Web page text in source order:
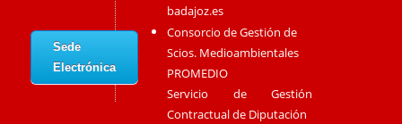
Sede
Electrónica
badajoz.es
Consorcio de Gestión de
Scios. Medioambientales
PROMEDIO
Servicio de Gestión
Contractual de Diputación